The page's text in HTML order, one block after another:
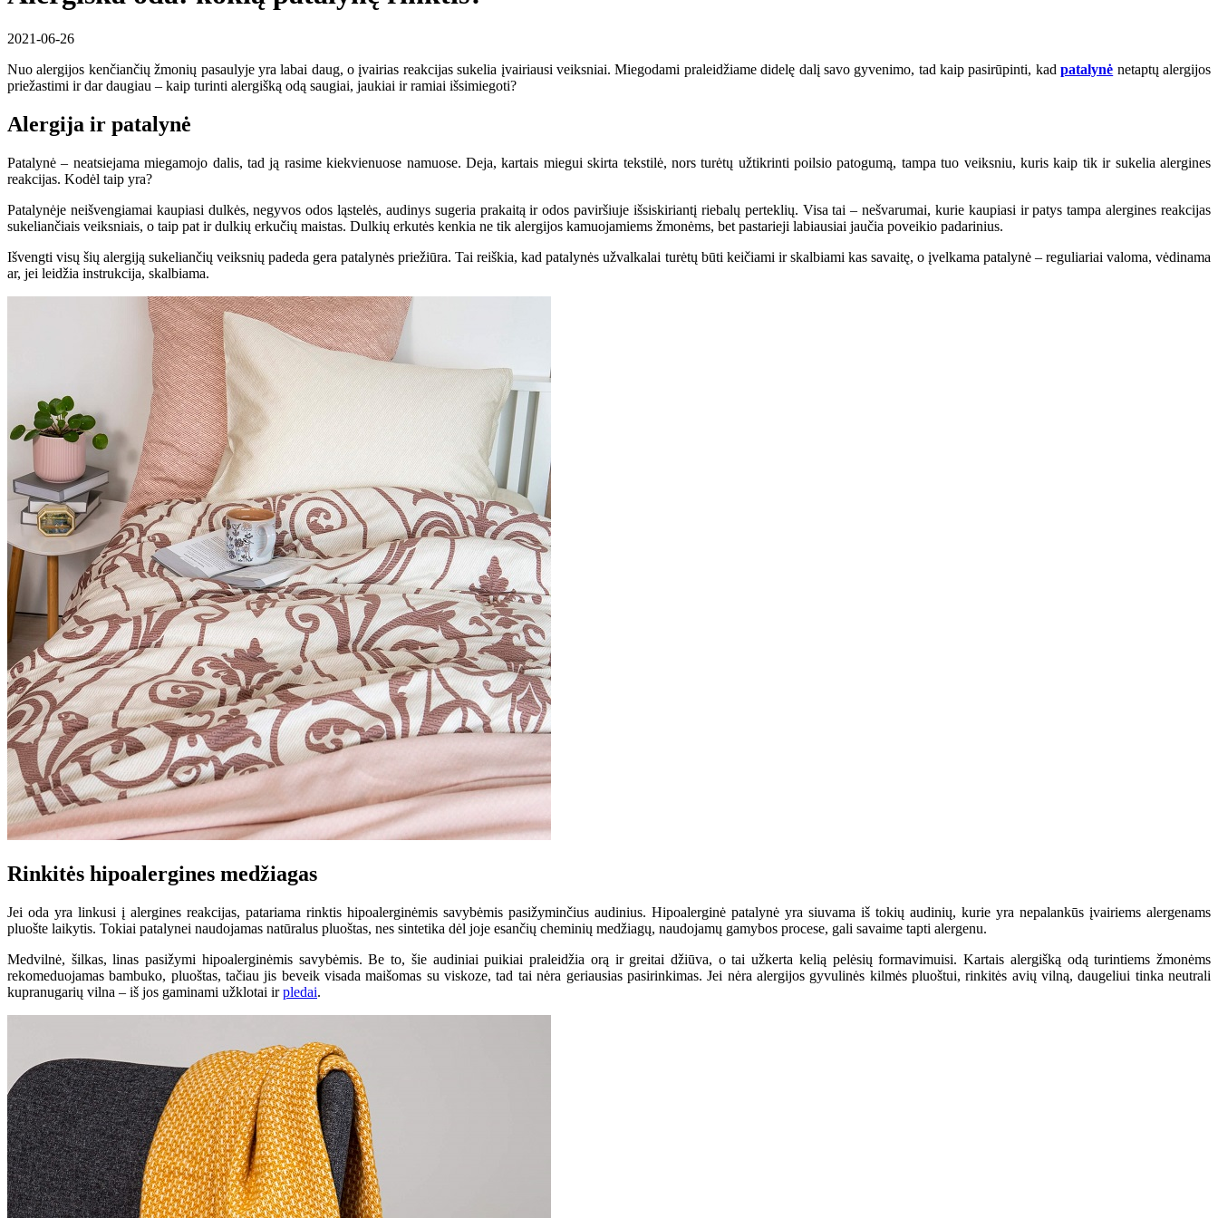
2021-06-26
Nuo alergijos kenčiančių žmonių pasaulyje yra labai daug, o įvairias reakcijas sukelia įvairiausi veiksniai. Miegodami praleidžiame didelę dalį savo gyvenimo, tad kaip pasirūpinti, kadpatalynė netaptų alergijos
priežastimi ir dar daugiau – kaip turinti alergišką odą saugiai, jaukiai ir ramiai išsimiegoti?
Alergija ir patalynė
Patalynė – neatsiejama miegamojo dalis, tad ją rasime kiekvienuose namuose. Deja, kartais miegui skirta tekstilė, nors turėtų užtikrinti poilsio patogumą, tampa tuo veiksniu, kuris kaip tik ir sukelia alergines
reakcijas. Kodėl taip yra?
Patalynėje neišvengiamai kaupiasi dulkės, negyvos odos ląstelės, audinys sugeria prakaitą ir odos paviršiuje išsiskiriantį riebalų perteklių. Visa tai – nešvarumai, kurie kaupiasi ir patys tampa alergines reakcijas
sukeliančiais veiksniais, o taip pat ir dulkių erkučių maistas. Dulkių erkutės kenkia ne tik alergijos kamuojamiems žmonėms, bet pastarieji labiausiai jaučia poveikio padarinius.
Išvengti visų šių alergiją sukeliančių veiksnių padeda gera patalynės priežiūra. Tai reiškia, kad patalynės užvalkalai turėtų būti keičiami ir skalbiami kas savaitę, o įvelkama patalynė – reguliariai valoma, vėdinama
ar, jei leidžia instrukcija, skalbiama.
Rinkitės hipoalergines medžiagas
Jei oda yra linkusi į alergines reakcijas, patariama rinktis hipoalerginėmis savybėmis pasižyminčius audinius. Hipoalerginė patalynė yra siuvama iš tokių audinių, kurie yra nepalankūs įvairiems alergenams
pluošte laikytis. Tokiai patalynei naudojamas natūralus pluoštas, nes sintetika dėl joje esančių cheminių medžiagų, naudojamų gamybos procese, gali savaime tapti alergenu.
Medvilnė, šilkas, linas pasižymi hipoalerginėmis savybėmis. Be to, šie audiniai puikiai praleidžia orą ir greitai džiūva, o tai užkerta kelią pelėsių formavimuisi. Kartais alergišką odą turintiems žmonėms
rekomeduojamas bambuko, pluoštas, tačiau jis beveik visada maišomas su viskoze, tad tai nėra geriausias pasirinkimas. Jei nėra alergijos gyvulinės kilmės pluoštui, rinkitės avių vilną, daugeliui tinka neutrali
kupranugarių vilna – iš jos gaminami užklotai irpledai.